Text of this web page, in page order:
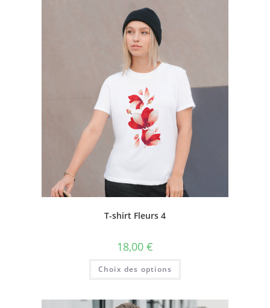
T-shirt Fleurs 4
18,00 €
Choix des options